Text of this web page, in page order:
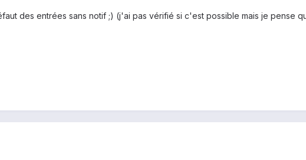
des entrées sans notif ;) (j'ai pas vérifié si c'est possible mais je pense